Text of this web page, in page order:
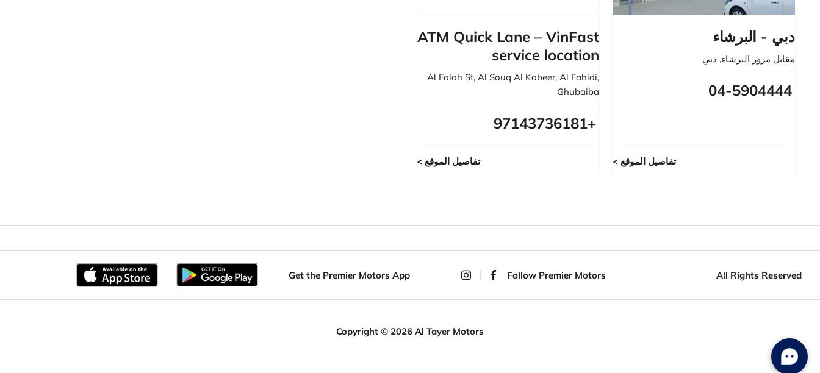
دبي - البرشاء
مقابل مرور البرشاء, دبي
04-5904444
تفاصيل الموقع
ATM Quick Lane – VinFast
service location
Al Falah St, Al Souq Al Kabeer, Al Fahidi,
Ghubaiba
+97143736181
تفاصيل الموقع
All Rights Reserved
Follow Premier Motors
Get the Premier Motors App
Copyright © 2026 Al Tayer Motors